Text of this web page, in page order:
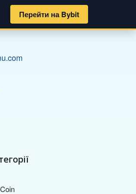
Перейти на Bybit